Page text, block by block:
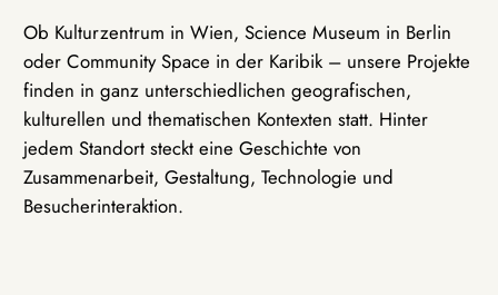
Ob Kulturzentrum in Wien, Science Museum in Berlin
oder Community Space in der Karibik – unsere Projekte
finden in ganz unterschiedlichen geografischen,
kulturellen und thematischen Kontexten statt. Hinter
jedem Standort steckt eine Geschichte von
Zusammenarbeit, Gestaltung, Technologie und
Besucherinteraktion.